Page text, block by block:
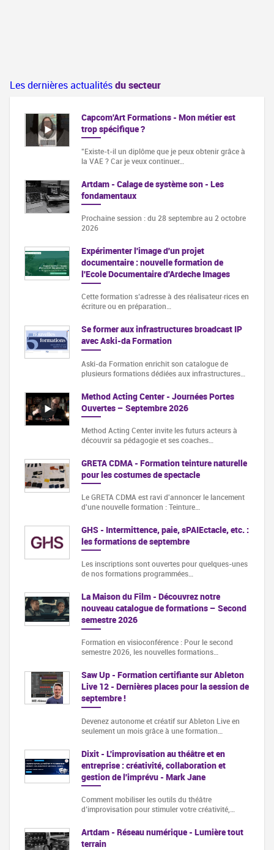
Les dernières actualitésdu secteur
Capcom'Art Formations - Mon métier est
trop spécifique ?
"Existe-t-il un diplôme que je peux obtenir grâce à
la VAE ? Car je veux continuer…
Artdam - Calage de système son - Les
fondamentaux
Prochaine session : du 28 septembre au 2 octobre
2026
Expérimenter l'image d'un projet
documentaire : nouvelle formation de
l'Ecole Documentaire d'Ardeche Images
Cette formation s‘adresse à des réalisateur·rices en
écriture ou en préparation…
Se former aux infrastructures broadcast IP
avec Aski-da Formation
Aski-da Formation enrichit son catalogue de
plusieurs formations dédiées aux infrastructures…
Method Acting Center - Journées Portes
Ouvertes – Septembre 2026
Method Acting Center invite les futurs acteurs à
découvrir sa pédagogie et ses coaches…
GRETA CDMA - Formation teinture naturelle
pour les costumes de spectacle
Le GRETA CDMA est ravi d'annoncer le lancement
d'une nouvelle formation : Teinture…
GHS - Intermittence, paie, sPAIEctacle, etc. :
les formations de septembre
Les inscriptions sont ouvertes pour quelques-unes
de nos formations programmées…
La Maison du Film - Découvrez notre
nouveau catalogue de formations – Second
semestre 2026
Formation en visioconférence : Pour le second
semestre 2026, les nouvelles formations…
Saw Up - Formation certifiante sur Ableton
Live 12 - Dernières places pour la session de
septembre !
Devenez autonome et créatif sur Ableton Live en
seulement un mois grâce à une formation…
Dixit - L'improvisation au théâtre et en
entreprise : créativité, collaboration et
gestion de l'imprévu - Mark Jane
Comment mobiliser les outils du théâtre
d’improvisation pour stimuler votre créativité,…
Artdam - Réseau numérique - Lumière tout
terrain